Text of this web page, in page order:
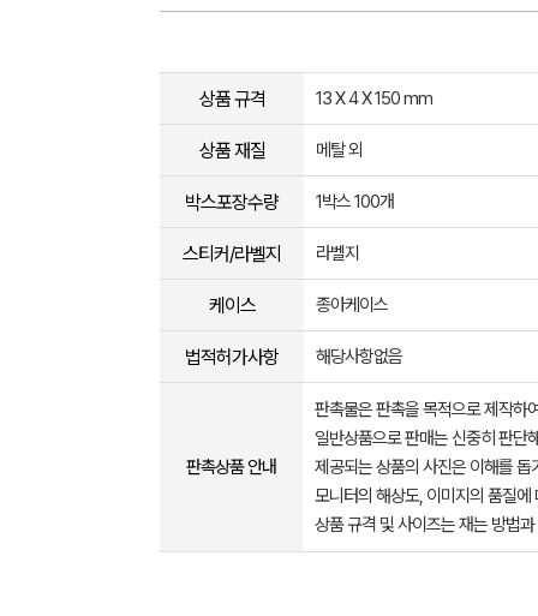
상품 규격 13 X 4 X 150 mm
상품 재질 메탈 외
박스포장수량 1박스 100개
스티커/라벨지 라벨지
케이스 종아케이스
법적허가사항 해당사항없음
판촉상품 안내
판촉물은 판촉을 목적으로 제작하
일반상품으로 판매는 신중히 판단
제공되는 상품의 사진은 이해를
모니터의 해상도, 이미지의 품질
상품 규격 및 사이즈는 재는 방법